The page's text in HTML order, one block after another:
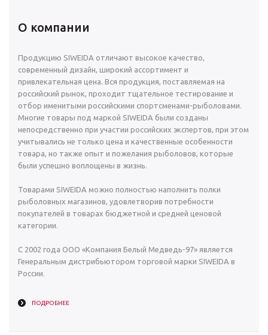
О компании
Продукцию SIWEIDA отличают высокое качество,
современный дизайн, широкий ассортимент и
привлекательная цена. Вся продукция, поставляемая на
российский рынок, проходит тщательное тестирование и
отбор именитыми российскими спортсменами-рыболовами.
Многие товары под маркой SIWEIDA были созданы
непосредственно при участии российских экспертов, при этом
учитывались не только цена и качественные особенности
товара, но также опыт и пожелания рыболовов, которые
были успешно воплощены в жизнь.
Товарами SIWEIDA можно полностью наполнить полки
рыболовных магазинов, удовлетворив потребности
покупателей в товарах бюджетной и средней ценовой
категории.
С 2002 года ООО «Компания Белый Медведь-97» является
Генеральным дистрибьютором торговой марки SIWEIDA в
России.
ПОДРОБНЕЕ